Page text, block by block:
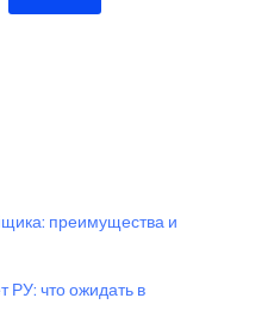
преимущества и
РУ: что ожидать в